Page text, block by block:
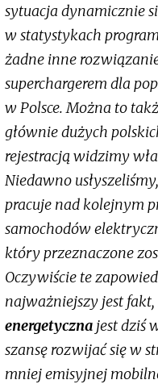
sytuacja dynamicznie
w statystykach
żadne inne
superchargerem dla
w Polsce. Można to
głównie dużych
rejestracją widzimy
Niedawno
pracuje nad kolejnym
samochodów
który przeznaczone
Oczywiście te
najważniejszy jest fakt,
energetyczna jest dziś
szansę rozwijać się w
mniej emisyjnej